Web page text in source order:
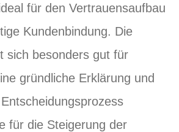
für den Vertrauensaufbau
Kundenbindung. Die
sich besonders gut für
gründliche Erklärung und
für die Steigerung der